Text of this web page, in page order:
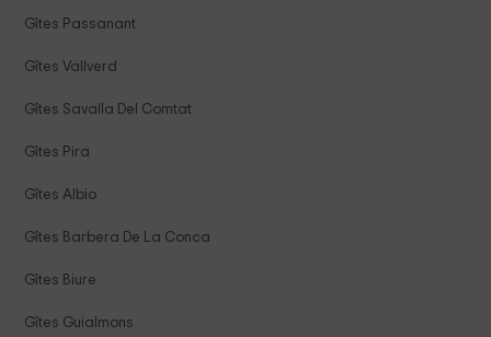
Gîtes Passanant
Gîtes Vallverd
Gîtes Savalla Del Comtat
Gîtes Pira
Gîtes Albio
Gîtes Barbera De La Conca
Gîtes Biure
Gîtes Guialmons